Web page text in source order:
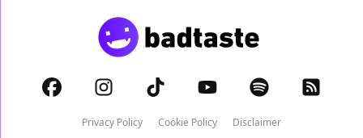
Privacy Policy Cookie Policy
Disclaimer